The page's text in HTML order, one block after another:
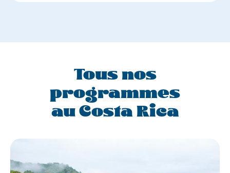
Tous nos
programmes
au Costa Rica